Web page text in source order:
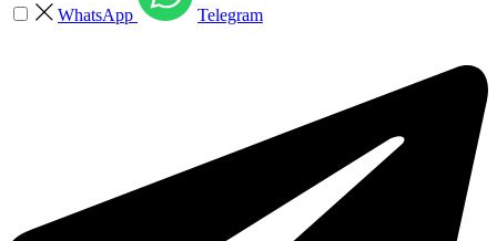
WhatsApp Telegram